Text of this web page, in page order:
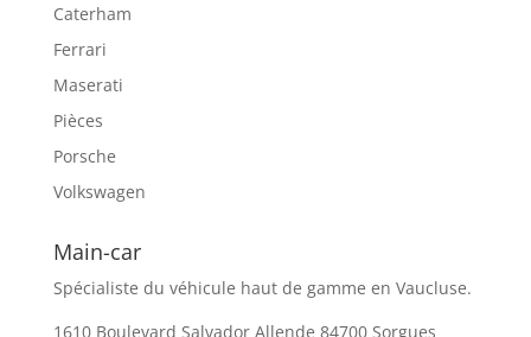
Caterham
Ferrari
Maserati
Pièces
Porsche
Volkswagen
Main-car
Spécialiste du véhicule haut de gamme en Vaucluse.
1610 Boulevard Salvador Allende 84700 Sorgues